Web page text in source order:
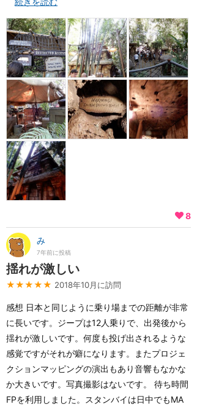
8
み
7年前に投稿
揺れが激しい
★★★★★ 2018年10月に訪問
感想 日本と同じように乗り場までの距離が非常
に長いです。ジープは12人乗りで、出発後から
揺れが激しいです。何度も投げ出されるような
感覚ですがそれが癖になります。またプロジェ
クションマッピングの演出もあり音響もなかな
か大きいです。写真撮影はないです。 待ち時間
FPを利用しました。スタンバイは日中でもMA